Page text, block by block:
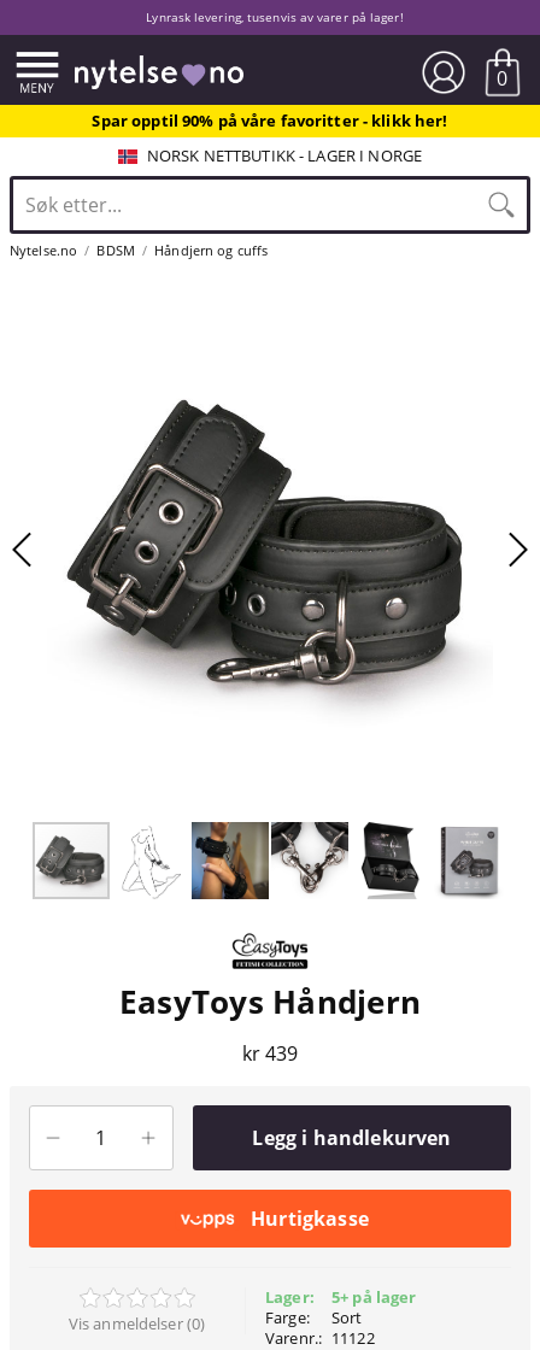
Lynrask levering, tusenvis av varer på lager!
0
Spar opptil 90% på våre favoritter - klikk her!
NORSK NETTBUTIKK - LAGER I NORGE
Nytelse.no BDSM Håndjern og cuffs
EasyToys Håndjern
kr 439
Legg i handlekurven
Hurtigkasse
Vis anmeldelser (0)
Lager:
Farge:
Varenr.:
5+ på lager
Sort
11122